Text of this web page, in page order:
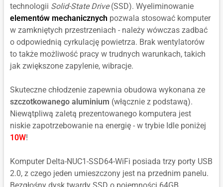
technologii Solid-State Drive(SSD). Wyeliminowanie
elementów mechanicznych pozwala stosować komputer
w zamkniętych przestrzeniach - należy wówczas zadbać
o odpowiednią cyrkulację powietrza. Brak wentylatorów
to także możliwość pracy w trudnych warunkach, takich
jak zwiększone zapylenie, wibracje.
Skuteczne chłodzenie zapewnia obudowa wykonana ze
szczotkowanego aluminium (włącznie z podstawą).
Niewątpliwą zaletą prezentowanego komputera jest
niskie zapotrzebowanie na energię - w trybie Idle poniżej
10W!
Komputer Delta-NUC1-SSD64-WiFi posiada trzy porty USB
2.0, z czego jeden umieszczony jest na przednim panelu.